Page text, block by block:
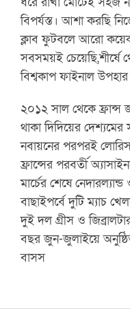
বিপর্যস্ত। আশা করছি
ক্লাব ফুটবলে আরো
সবসময়ই চেয়েছি,শীর্ষে
বিশ্বকাপ ফাইনাল উপহার
২০১২ সাল থেকে ফ্রান্স
থাকা দিদিয়ের দেশ্যমের
নবায়নের পরপরই লোরিস
ফ্রান্সের পরবর্তী
মার্চের শেষে
বাছাইপর্বে দুটি ম্যাচ
দুই দল গ্রীস ও
বছর জুন-জুলাইয়ে
বাসস